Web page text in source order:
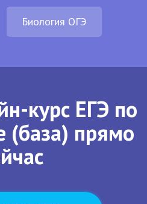
Биология ОГЭ
курс ЕГЭ по
(база) прямо